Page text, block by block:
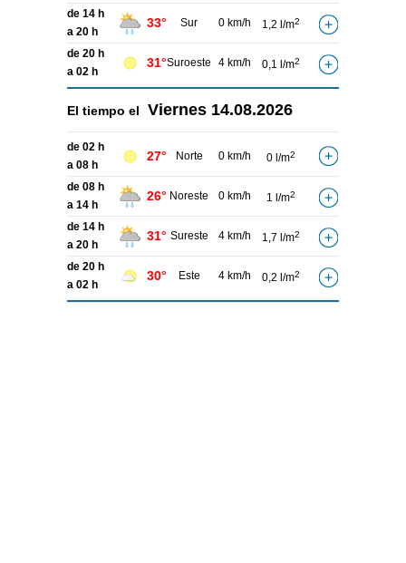
de 14 h
a 20 h
33° Sur 0 km/h 1,2 l/m2
de 20 h
a 02 h
31°Suroeste 4 km/h 0,1 l/m2
El tiempo el Viernes 14.08.2026
de 02 h
a 08 h
27° Norte 0 km/h 0 l/m2
de 08 h
a 14 h
26° Noreste 0 km/h 1 l/m2
de 14 h
a 20 h
31° Sureste 4 km/h 1,7 l/m2
de 20 h
a 02 h
30° Este 4 km/h 0,2 l/m2